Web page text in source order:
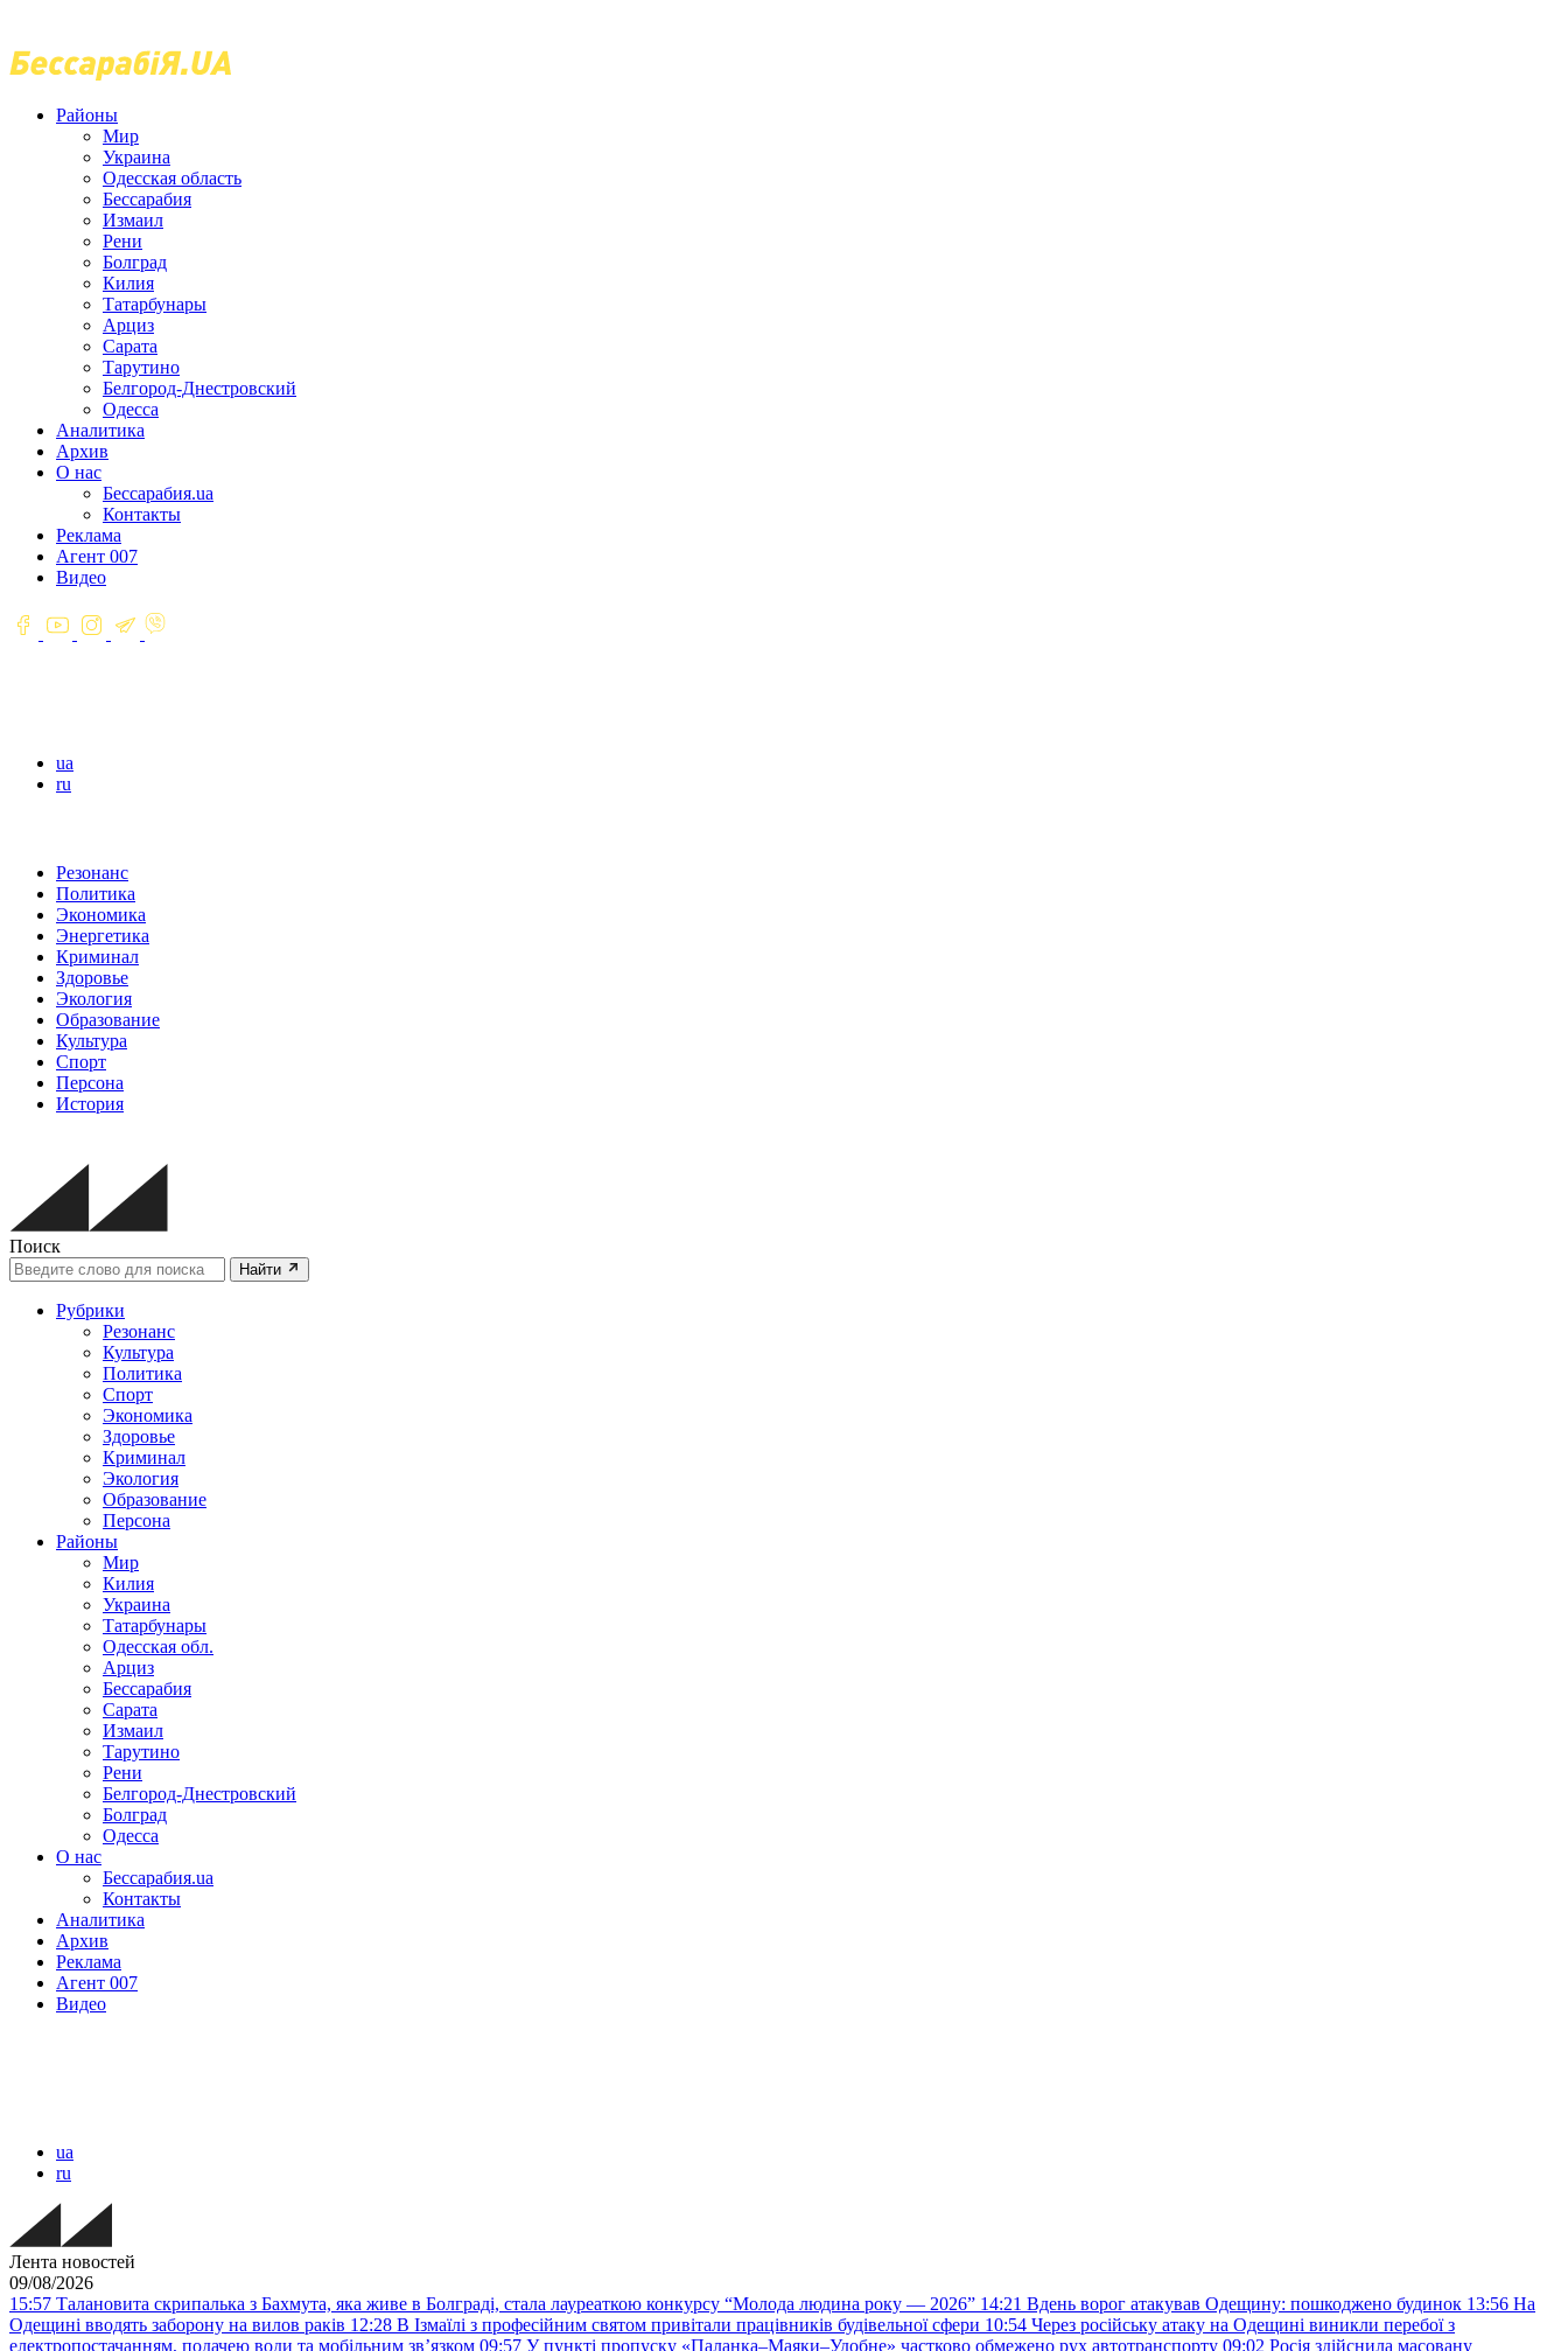
Районы
Мир
Украина
Одесская область
Бессарабия
Измаил
Рени
Болград
Килия
Татарбунары
Арциз
Сарата
Тарутино
Белгород-Днестровский
Одесса
Аналитика
Архив
О нас
Бессарабия.ua
Контакты
Реклама
Агент 007
Видео
ua
ru
Резонанс
Политика
Экономика
Энергетика
Криминал
Здоровье
Экология
Образование
Культура
Спорт
Персона
История
Поиск
Найти
Рубрики
Резонанс
Культура
Политика
Спорт
Экономика
Здоровье
Криминал
Экология
Образование
Персона
Районы
Мир
Килия
Украина
Татарбунары
Одесская обл.
Арциз
Бессарабия
Сарата
Измаил
Тарутино
Рени
Белгород-Днестровский
Болград
Одесса
О нас
Бессарабия.ua
Контакты
Аналитика
Архив
Реклама
Агент 007
Видео
ua
ru
Лента новостей
09/08/2026
15:57 Талановита скрипалька з Бахмута, яка живе в Болграді, стала лауреаткою конкурсу “Молода людина року — 2026” 14:21 Вдень ворог атакував Одещину: пошкоджено будинок 13:56 На
Одещині вводять заборону на вилов раків 12:28 В Ізмаїлі з професійним святом привітали працівників будівельної сфери 10:54 Через російську атаку на Одещині виникли перебої з
електропостачанням, подачею води та мобільним звʼязком 09:57 У пункті пропуску «Паланка–Маяки–Удобне» частково обмежено рух автотранспорту 09:02 Росія здійснила масовану